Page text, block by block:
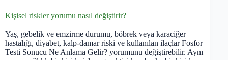
Kişisel riskler yorumu nasıl değiştirir?
Yaş, gebelik ve emzirme durumu, böbrek veya karaciğer
hastalığı, diyabet, kalp-damar riski ve kullanılan ilaçlar Fosfor
Testi Sonucu Ne Anlama Gelir? yorumunu değiştirebilir. Aynı